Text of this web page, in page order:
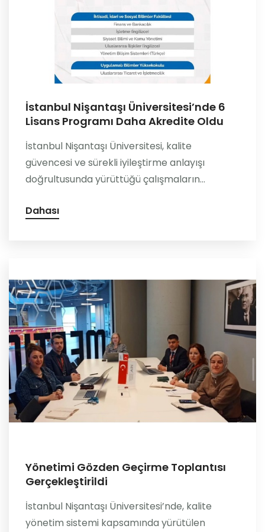
İstanbul Nişantaşı Üniversitesi’nde 6
Lisans Programı Daha Akredite Oldu
İstanbul Nişantaşı Üniversitesi, kalite
güvencesi ve sürekli iyileştirme anlayışı
doğrultusunda yürüttüğü çalışmaların...
Dahası
Yönetimi Gözden Geçirme Toplantısı
Gerçekleştirildi
İstanbul Nişantaşı Üniversitesi’nde, kalite
yönetim sistemi kapsamında yürütülen